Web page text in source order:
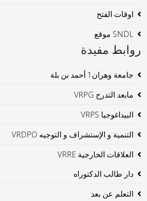
اوقات الفتح
SNDL موقع
روابط مفيدة
جامعة وهران1 أحمد بن بلة
مابعد التدرج VRPG
البيداغوجيا VRPS
التنمية و الإستشراف و التوجيه VRDPO
العلاقات الخارجية VRRE
دار طالب الدكتوراه
التعلم عن بعد